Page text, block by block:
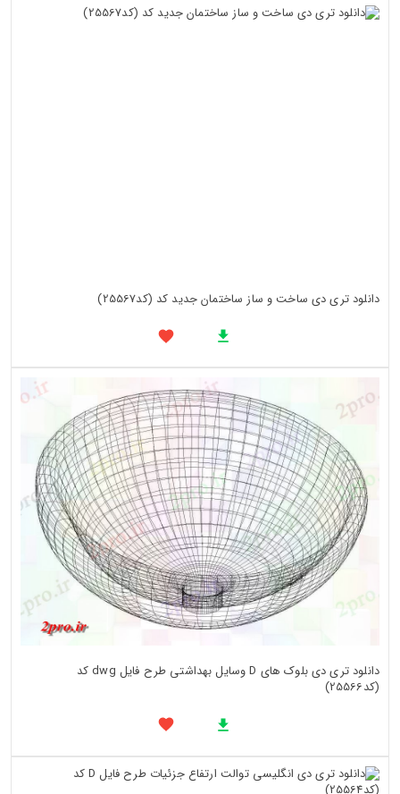
دانلود تری دی ساخت و ساز ساختمان جدید کد (کد25567)
دانلود تری دی بلوک های D وسایل بهداشتی طرح فایل dwg کد
(کد25566)